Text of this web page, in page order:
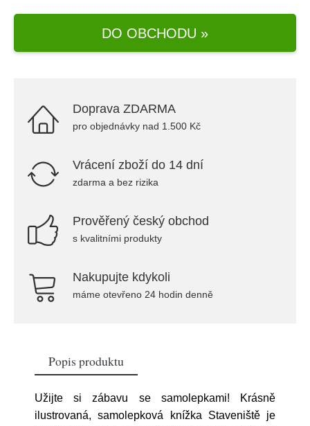
DO OBCHODU »
Doprava ZDARMA
pro objednávky nad 1.500 Kč
Vrácení zboží do 14 dní
zdarma a bez rizika
Prověřený český obchod
s kvalitními produkty
Nakupujte kdykoli
máme otevřeno 24 hodin denně
Popis produktu
Užijte si zábavu se samolepkami! Krásně
ilustrovaná, samolepková knížka Staveniště je